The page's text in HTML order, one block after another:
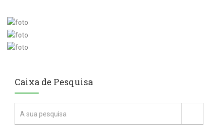
Caixa de Pesquisa